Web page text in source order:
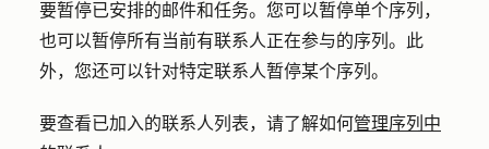
要暂停已安排的邮件和任务。您可以暂停单个序列，
也可以暂停所有当前有联系人正在参与的序列。此
外，您还可以针对特定联系人暂停某个序列。
要查看已加入的联系人列表，请了解如何管理序列中